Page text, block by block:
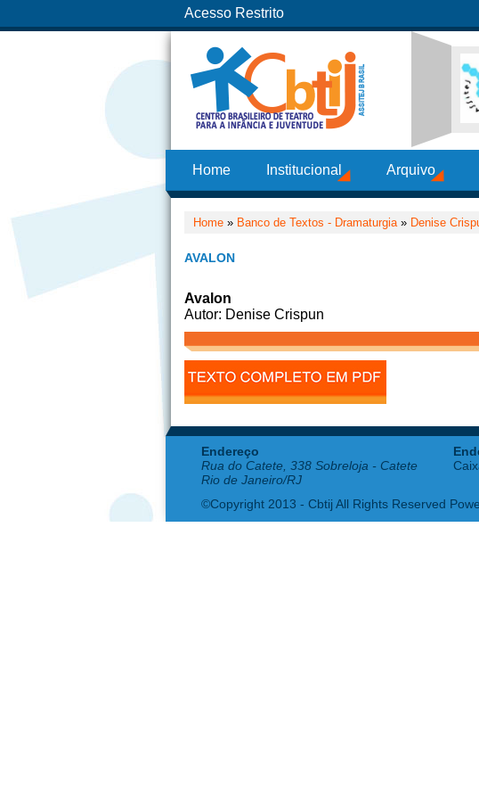
Acesso Restrito
Home Institucional Arquivo
Home » Banco de Textos - Dramaturgia» Denise
AVALON
Avalon
Autor: Denise Crispun
Endereço
Rua do Catete, 338 Sobreloja - Catete
Rio de Janeiro/RJ
©Copyright 2013 - Cbtij All Rights Reserved